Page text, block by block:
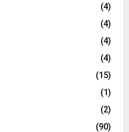
(4)
(4)
(4)
(4)
(15)
(1)
(2)
(90)